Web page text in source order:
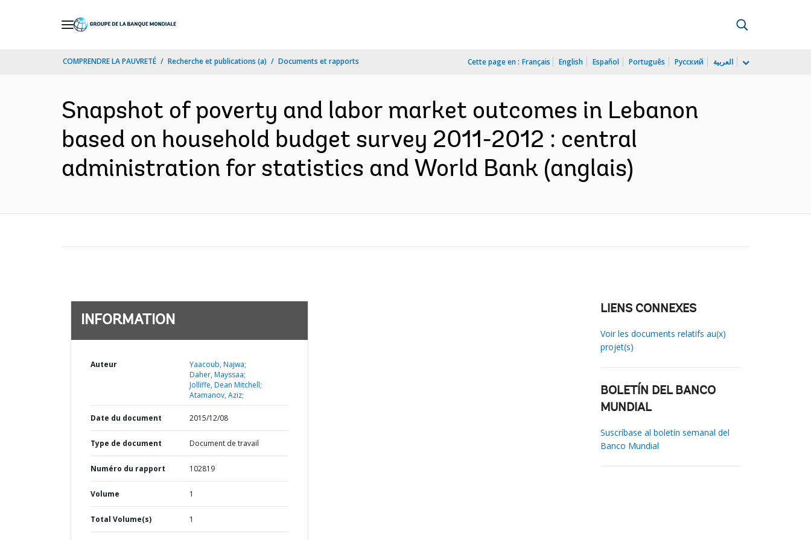
COMPRENDRE LA PAUVRETÉ Recherche et publications (a) Documents et rapports Cette page en : Français English Español Português Русский العربية
Snapshot of poverty and labor market outcomes in Lebanon
based on household budget survey 2011-2012 : central
administration for statistics and World Bank (anglais)
INFORMATION
Auteur
Yaacoub, Najwa;
Daher, Mayssaa;
Jolliffe, Dean Mitchell;
Atamanov, Aziz;
Date du document 2015/12/08
Type de document Document de travail
Numéro du rapport 102819
Volume 1
Total Volume(s) 1
LIENS CONNEXES
Voir les documents relatifs au(x)
projet(s)
BOLETÍN DEL BANCO
MUNDIAL
Suscríbase al boletín semanal del
Banco Mundial